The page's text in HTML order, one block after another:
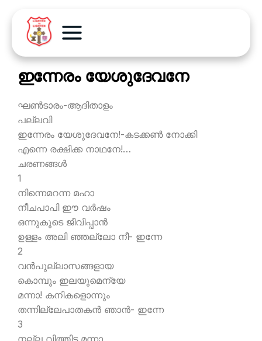
ഇന്നേരം യേശുദേവനേ
ഘണ്‍ടാരം-ആദിതാളം
പല്ലവി
ഇന്നേരം യേശുദേവനേ!-കടക്കണ്‍ നോക്കി
എന്നെ രക്ഷിക്ക നാഥനേ!…
ചരണങ്ങള്‍
1
നിന്നെമറന്ന മഹാ
നീചപാപി ഈ വര്‍ഷം
ഒന്നുകൂടെ ജീവിപ്പാന്‍
ഉള്ളം അലി ഞ്ഞല്ലോ നീ- ഇന്നേ
2
വന്‍പുല്ലാസങ്ങളായ
കൊമ്പും ഇലയുമെന്യേ
മന്നാ! കനികളൊന്നും
തന്നില്ലേപാതകന്‍ ഞാന്‍- ഇന്നേ
3
നല്ല വിത്തിട്ട മന്നാ